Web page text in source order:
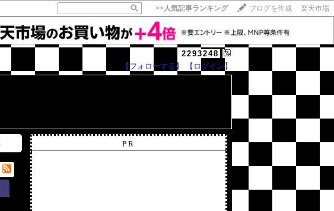
>>人気記事ランキング ブログを作成 楽天市場
2293248
【フォローする】 【ログイン】
いいね! --/--
PR